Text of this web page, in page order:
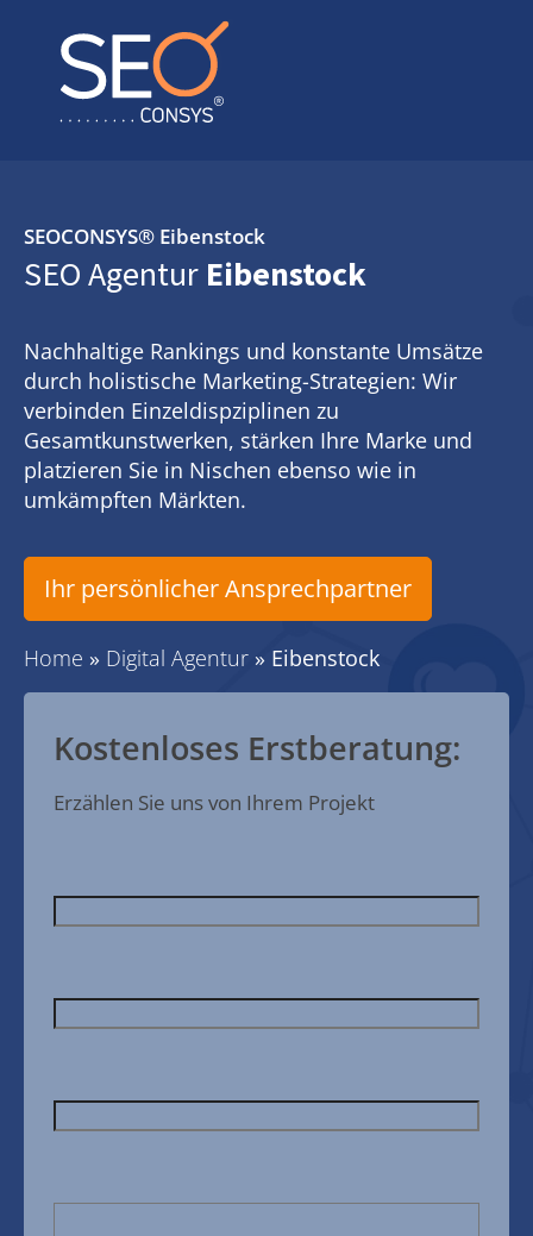
SEOCONSYS® Eibenstock
SEO Agentur Eibenstock
Nachhaltige Rankings und konstante Umsätze
durch holistische Marketing-Strategien: Wir
verbinden Einzeldispziplinen zu
Gesamtkunstwerken, stärken Ihre Marke und
platzieren Sie in Nischen ebenso wie in
umkämpften Märkten.
Ihr persönlicher Ansprechpartner
Home » Digital Agentur » Eibenstock
Kostenloses Erstberatung:
Erzählen Sie uns von Ihrem Projekt